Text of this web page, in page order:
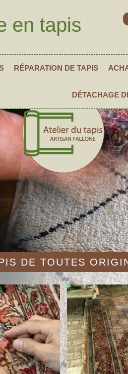
en tapis
RÉPARATION DE TAPIS
DÉTACHAGE
DE TOUTES